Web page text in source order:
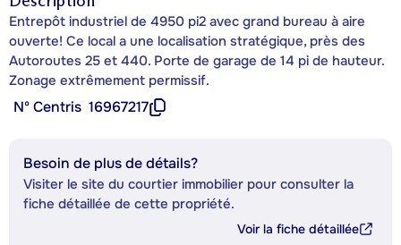
Entrepôt industriel de 4950 pi2 avec grand bureau à aire
ouverte! Ce local a une localisation stratégique, près des
Autoroutes 25 et 440. Porte de garage de 14 pi de hauteur.
Zonage extrêmement permissif.
Nº Centris 16967217
Besoin de plus de détails?
Visiter le site du courtier immobilier pour consulter la
fiche détaillée de cette propriété.
Voir la fiche détaillée